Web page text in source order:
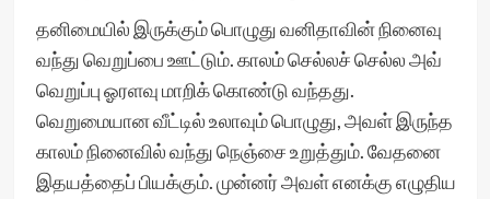
தனிமையில் இருக்கும் பொழுது வனிதாவின் நினைவு
வந்து வெறுப்பை ஊட்டும். காலம் செல்லச் செல்ல அவ்
வெறுப்பு ஓரளவு மாறிக் கொண்டு வந்தது.
வெறுமையான வீட்டில் உலாவும் பொழுது, அவள் இருந்த
காலம் நினைவில் வந்து நெஞ்சை உறுத்தும். வேதனை
இதயத்தைப் பியக்கும். முன்னர் அவள் எனக்கு எழுதிய